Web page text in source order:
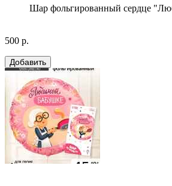
Шар фольгированный сердце
500 р.